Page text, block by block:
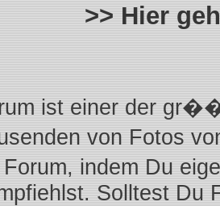
>> Hier
ist einer der
von Fotos
indem Du
Solltest Du